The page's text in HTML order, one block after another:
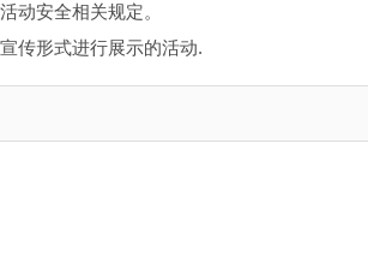
动安全相关规定。
传形式进行展示的活动.